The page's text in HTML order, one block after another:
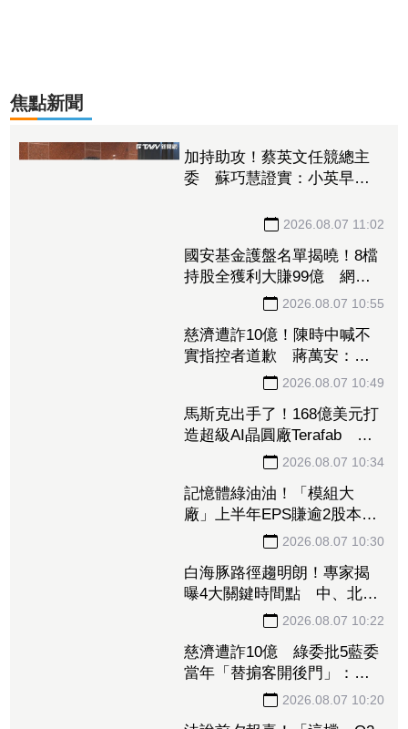
焦點新聞
加持助攻！蔡英文任競總主
委 蘇巧慧證實：小英早已
2026.08.07 11:02
國安基金護盤名單揭曉！8檔
持股全獲利大賺99億 網：
2026.08.07 10:55
慈濟遭詐10億！陳時中喊不
實指控者道歉 蔣萬安：政
2026.08.07 10:49
馬斯克出手了！168億美元打
造超級AI晶圓廠Terafab 自
2026.08.07 10:34
記憶體綠油油！「模組大
廠」上半年EPS賺逾2股本重
恐止步連5紅
2026.08.07 10:30
白海豚路徑趨明朗！專家揭
曝4大關鍵時間點 中、北部
2026.08.07 10:22
慈濟遭詐10億 綠委批5藍委
當年「替掮客開後門」：造
2026.08.07 10:20